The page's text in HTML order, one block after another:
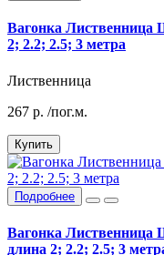
Вагонка Лиственница
2; 2.2; 2.5; 3 метра
Лиственница
267 р. /пог.м.
Купить
Подробнее
Вагонка Лиственница
длина 2; 2.2; 2.5; 3